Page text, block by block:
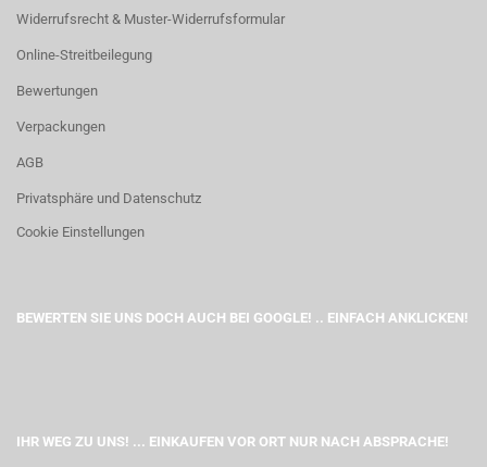
Widerrufsrecht & Muster-Widerrufsformular
Online-Streitbeilegung
Bewertungen
Verpackungen
AGB
Privatsphäre und Datenschutz
Cookie Einstellungen
BEWERTEN SIE UNS DOCH AUCH BEI GOOGLE! .. EINFACH ANKLICKEN!
IHR WEG ZU UNS! ... EINKAUFEN VOR ORT NUR NACH ABSPRACHE!